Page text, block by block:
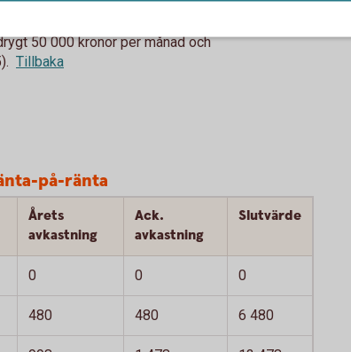
kollektivavtal, men vanligast
50 000 kronor per månad och
Tillbaka
på-ränta
Årets
avkastning
Ack.
avkastning
Slutvärde
0 0 0
480 480 6 480